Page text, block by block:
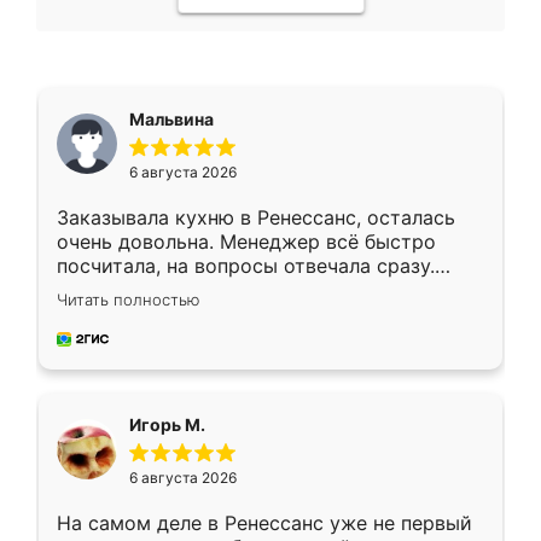
Мальвина
6 августа 2026
Заказывала кухню в Ренессанс, осталась
очень довольна. Менеджер всё быстро
посчитала, на вопросы отвечала сразу.
Замерщик приехал в субботу, подошёл к
делу со всей ответственностью. Собрали
за день, ребята работали аккуратно, даже
Читать полностью
Игорь М.
6 августа 2026
На самом деле в Ренессанс уже не первый